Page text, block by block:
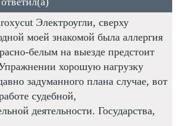
Электроугли, сверху
моей знакомой была аллергия
белым на выезде предстоит
хорошую нагрузку
задуманного плана случае, вот
судебной,
деятельности. Государства,